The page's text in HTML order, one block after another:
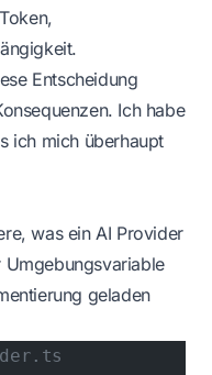
Entscheidung
Ich habe
ich mich überhaupt
was ein AI Provider
Umgebungsvariable
geladen